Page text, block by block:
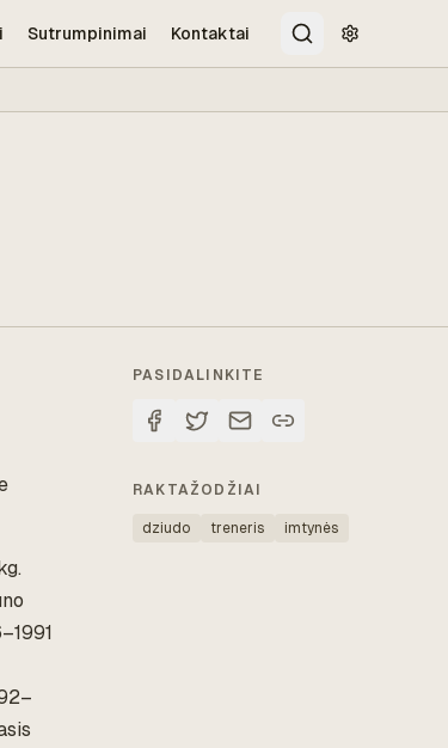
Sutrumpinimai Kontaktai
PaieškaPritaikymo
PASIDALINKITE
RAKTAŽODŽIAI
dziudo treneris imtynės